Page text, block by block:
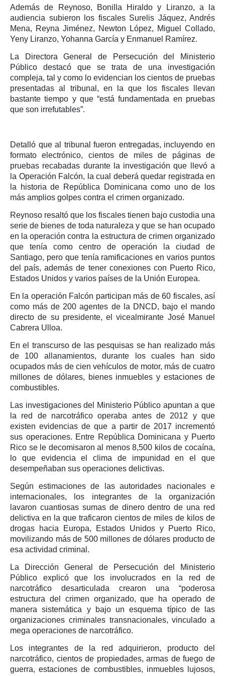
Además de Reynoso, Bonilla Hiraldo y Liranzo, a la
audiencia subieron los fiscales Surelis Jáquez, Andrés
Mena, Reyna Jiménez, Newton López, Miguel Collado,
Yeny Liranzo, Yohanna García y Enmanuel Ramírez.
La Directora General de Persecución del Ministerio
Público destacó que se trata de una investigación
compleja, tal y como lo evidencian los cientos de pruebas
presentadas al tribunal, en la que los fiscales llevan
bastante tiempo y que “está fundamentada en pruebas
que son irrefutables”.
Detalló que al tribunal fueron entregadas, incluyendo en
formato electrónico, cientos de miles de páginas de
pruebas recabadas durante la investigación que llevó a
la Operación Falcón, la cual deberá quedar registrada en
la historia de República Dominicana como uno de los
más amplios golpes contra el crimen organizado.
Reynoso resaltó que los fiscales tienen bajo custodia una
serie de bienes de toda naturaleza y que se han ocupado
en la operación contra la estructura de crimen organizado
que tenía como centro de operación la ciudad de
Santiago, pero que tenía ramificaciones en varios puntos
del país, además de tener conexiones con Puerto Rico,
Estados Unidos y varios países de la Unión Europea.
En la operación Falcón participan más de 60 fiscales, así
como más de 200 agentes de la DNCD, bajo el mando
directo de su presidente, el vicealmirante José Manuel
Cabrera Ulloa.
En el transcurso de las pesquisas se han realizado más
de 100 allanamientos, durante los cuales han sido
ocupados más de cien vehículos de motor, más de cuatro
millones de dólares, bienes inmuebles y estaciones de
combustibles.
Las investigaciones del Ministerio Público apuntan a que
la red de narcotráfico operaba antes de 2012 y que
existen evidencias de que a partir de 2017 incrementó
sus operaciones. Entre República Dominicana y Puerto
Rico se le decomisaron al menos 8,500 kilos de cocaína,
lo que evidencia el clima de impunidad en el que
desempeñaban sus operaciones delictivas.
Según estimaciones de las autoridades nacionales e
internacionales, los integrantes de la organización
lavaron cuantiosas sumas de dinero dentro de una red
delictiva en la que traficaron cientos de miles de kilos de
drogas hacia Europa, Estados Unidos y Puerto Rico,
movilizando más de 500 millones de dólares producto de
esa actividad criminal.
La Dirección General de Persecución del Ministerio
Público explicó que los involucrados en la red de
narcotráfico desarticulada crearon una “poderosa
estructura del crimen organizado, que ha operado de
manera sistemática y bajo un esquema típico de las
organizaciones criminales transnacionales, vinculado a
mega operaciones de narcotráfico.
Los integrantes de la red adquirieron, producto del
narcotráfico, cientos de propiedades, armas de fuego de
guerra, estaciones de combustibles, inmuebles lujosos,